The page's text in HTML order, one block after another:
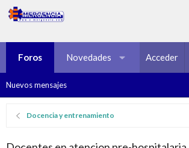
Foros Novedades Multimedia
Acceder
Nuevos mensajes
Docencia y entrenamiento